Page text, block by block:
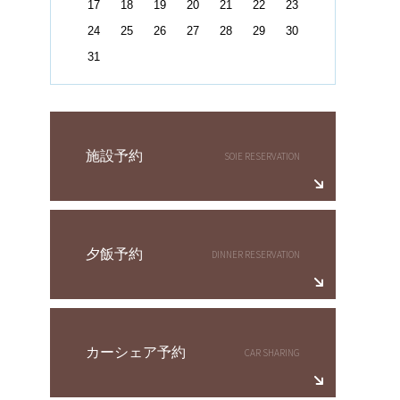
17 18 19 20 21 22
23
24
25 26 27 28 29
30
31
施設予約
夕飯予約
カーシェア予約